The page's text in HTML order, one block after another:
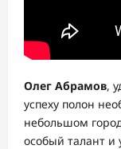
Олег Абрамов,
успеху полон
небольшом
особый талант и